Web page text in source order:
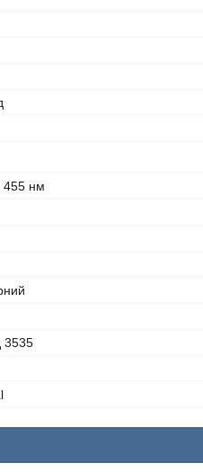
455 нм
3535